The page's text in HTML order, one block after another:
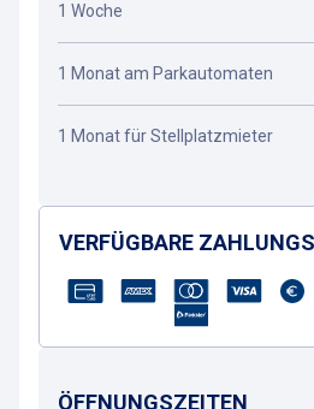
1 Woche
1 Monat am Parkautomaten
1 Monat für Stellplatzmieter
VERFÜGBARE
ÖFFNUNGSZEITEN